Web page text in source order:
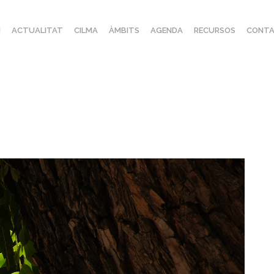
ACTUALITAT CILMA ÀMBITS AGENDA RECURSOS